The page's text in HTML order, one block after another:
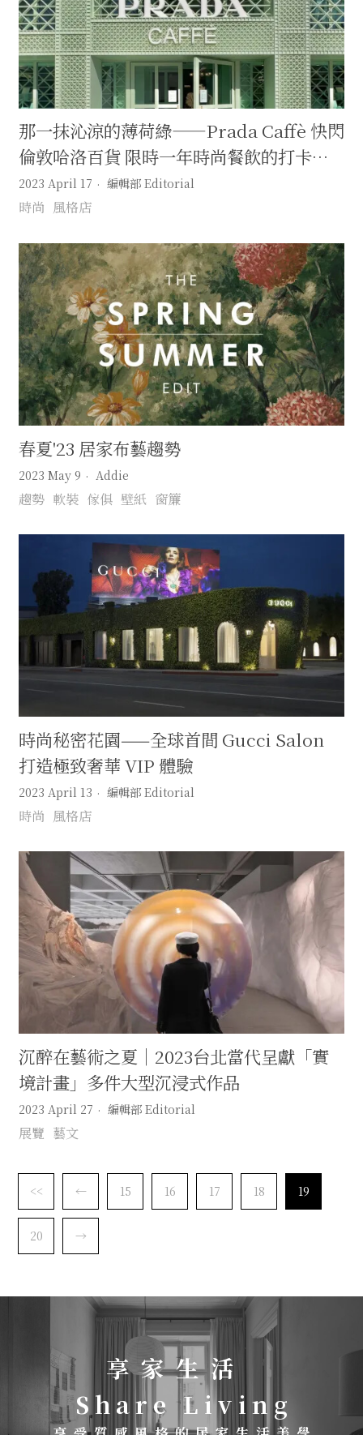
那一抹沁涼的薄荷綠——Prada Caffè 快閃
倫敦哈洛百貨 限時一年時尚餐飲的打卡勝
地
2023 April 17 編輯部 Editorial
時尚 風格店
春夏'23 居家布藝趨勢
2023 May 9 Addie
趨勢 軟裝 傢俱 壁紙 窗簾
時尚秘密花園——全球首間 Gucci Salon
打造極致奢華 VIP 體驗
2023 April 13 編輯部 Editorial
時尚 風格店
沉醉在藝術之夏｜2023台北當代呈獻「實
境計畫」多件大型沉浸式作品
2023 April 27 編輯部 Editorial
展覽 藝文
<< ← 15 16 17 18 19
20 →
享 家 生 活
S h a r e L i v i n g